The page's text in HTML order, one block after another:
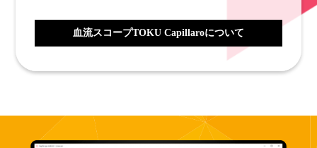
血流スコープTOKU Capillaroについて